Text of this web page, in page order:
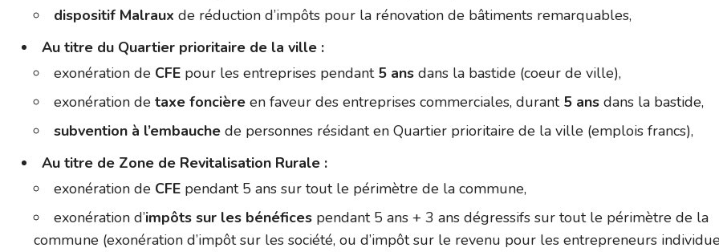
dispositif Malraux de réduction d’impôts pour la rénovation de bâtiments remarquables,
Au titre du Quartier prioritaire de la ville :
exonération de CFE pour les entreprises pendant 5 ans dans la bastide (coeur de ville),
exonération de taxe foncière en faveur des entreprises commerciales, durant 5 ans dans la bastide,
subvention à l’embauche de personnes résidant en Quartier prioritaire de la ville (emplois francs),
Au titre de Zone de Revitalisation Rurale :
exonération de CFE pendant 5 ans sur tout le périmètre de la commune,
exonération d’impôts sur les bénéfices pendant 5 ans + 3 ans dégressifs sur tout le périmètre de la
commune (exonération d’impôt sur les société, ou d’impôt sur le revenu pour les entrepreneurs